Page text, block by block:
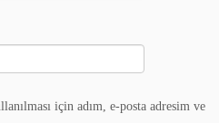
için adım, e-posta adresim ve